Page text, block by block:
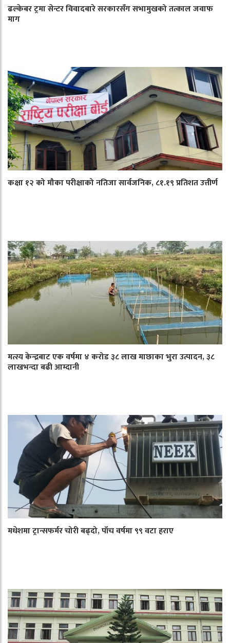
ढल्केबर ट्रमा सेन्टर विवादबारे सरकारसँग सभामुखको तत्काल जवाफ
माग
कक्षा १२ को मौका परीक्षाको नतिजा सार्वजनिक, ८१.१९ प्रतिशत उत्तीर्ण
मत्स्य केन्द्रबाट एक वर्षमा ४ करोड ३८ लाख माछाका भुरा उत्पादन, ३८
लाखभन्दा बढी आम्दानी
मधेशमा ट्रान्सफर्मर चोरी बढ्दो, पाँच वर्षमा ९९ वटा हराए